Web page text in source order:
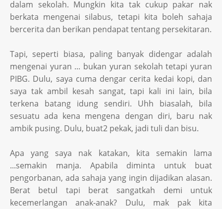
dalam sekolah. Mungkin kita tak cukup pakar nak
berkata mengenai silabus, tetapi kita boleh sahaja
bercerita dan berikan pendapat tentang persekitaran.
Tapi, seperti biasa, paling banyak didengar adalah
mengenai yuran ... bukan yuran sekolah tetapi yuran
PIBG. Dulu, saya cuma dengar cerita kedai kopi, dan
saya tak ambil kesah sangat, tapi kali ini lain, bila
terkena batang idung sendiri. Uhh biasalah, bila
sesuatu ada kena mengena dengan diri, baru nak
ambik pusing. Dulu, buat2 pekak, jadi tuli dan bisu.
Apa yang saya nak katakan, kita semakin lama
...semakin manja. Apabila diminta untuk buat
pengorbanan, ada sahaja yang ingin dijadikan alasan.
Berat betul tapi berat sangatkah demi untuk
kecemerlangan anak-anak? Dulu, mak pak kita